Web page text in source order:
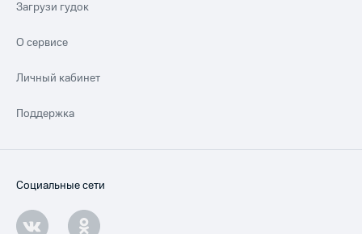
Загрузи гудок
О сервисе
Личный кабинет
Поддержка
Социальные сети